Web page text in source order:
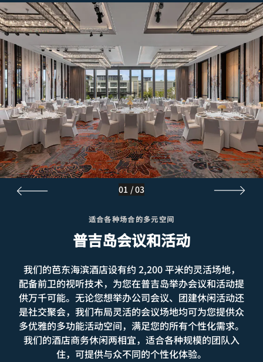
适合各种场合的多元空间
普吉岛会议和活动
我们的芭东海滨酒店设有约 2,200 平米的灵活场地，
配备前卫的视听技术，为您在普吉岛举办会议和活动提
供万千可能。无论您想举办公司会议、团建休闲活动还
是社交聚会，我们布局灵活的会议场地均可为您提供众
多优雅的多功能活动空间，满足您的所有个性化需求。
我们的酒店商务休闲两相宜，适合各种规模的团队入
住，可提供与众不同的个性化体验。
01 /03